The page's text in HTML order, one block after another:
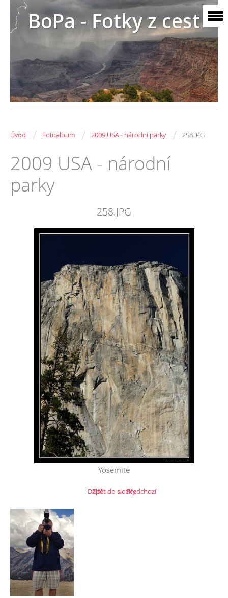
BoPa - Fotky z cest
Úvod / Fotoalbum / 2009 USA - národní parky / 258.JPG
2009 USA - národní
parky
258.JPG
Yosemite
← Předchozí
Další →
Zpět do složky